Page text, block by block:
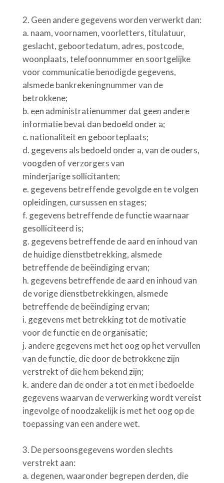
Geen andere gegevens worden verwerkt dan:
a. naam, voornamen, voorletters, titulatuur,
geslacht, geboortedatum, adres, postcode,
woonplaats, telefoonnummer en soortgelijke
voor communicatie benodigde gegevens,
alsmede bankrekeningnummer van de
betrokkene;
b. een administratienummer dat geen andere
informatie bevat dan bedoeld onder a;
c. nationaliteit en geboorteplaats;
d. gegevens als bedoeld onder a, van de ouders,
voogden of verzorgers van
minderjarige sollicitanten;
e. gegevens betreffende gevolgde en te volgen
opleidingen, cursussen en stages;
f. gegevens betreffende de functie waarnaar
gesolliciteerd is;
g. gegevens betreffende de aard en inhoud van
de huidige dienstbetrekking, alsmede
betreffende de beëindiging ervan;
h. gegevens betreffende de aard en inhoud van
de vorige dienstbetrekkingen, alsmede
betreffende de beëindiging ervan;
i. gegevens met betrekking tot de motivatie
voor de functie en de organisatie;
j. andere gegevens met het oog op het vervullen
van de functie, die door de betrokkene zijn
verstrekt of die hem bekend zijn;
k. andere dan de onder a tot en met i bedoelde
gegevens waarvan de verwerking wordt vereist
ingevolge of noodzakelijk is met het oog op de
toepassing van een andere wet.
De persoonsgegevens worden slechts
verstrekt aan:
a. degenen, waaronder begrepen derden, die